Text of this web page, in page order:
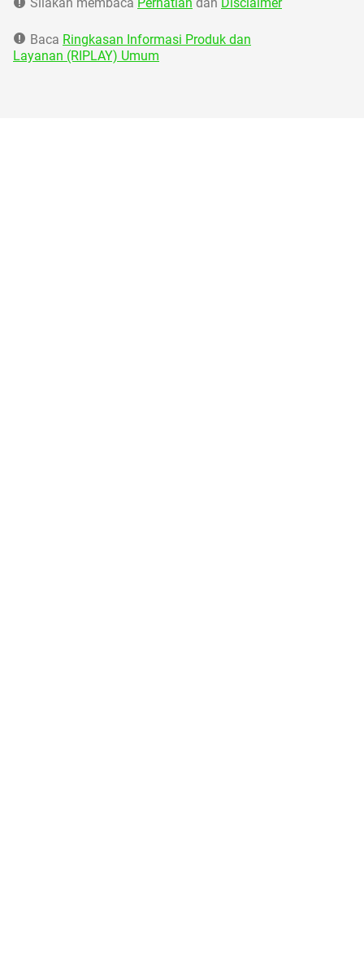
Baca Ringkasan Informasi Produk dan
Layanan (RIPLAY) Umum